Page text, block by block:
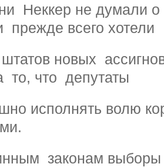
Неккер не думали о
всего хотели
штатов новых
что депутаты
исполнять волю
законам выборы